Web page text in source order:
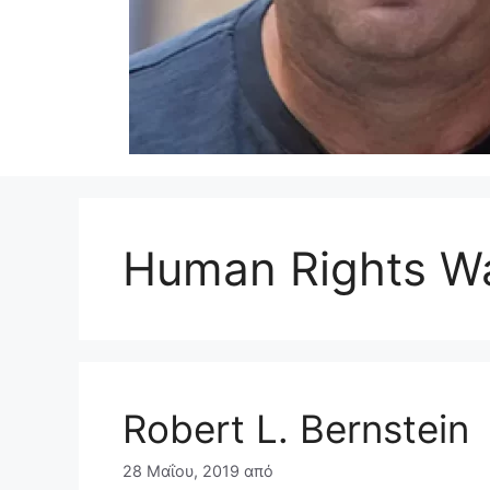
Human Rights
Robert L. Bernstein
28 Μαΐου, 2019 από